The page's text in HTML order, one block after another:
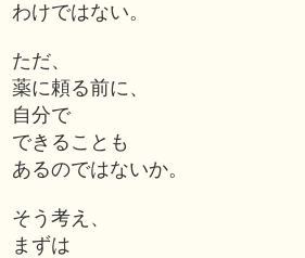
わけではない。
ただ、
薬に頼る前に、
自分で
できることも
あるのではないか。
そう考え、
まずは